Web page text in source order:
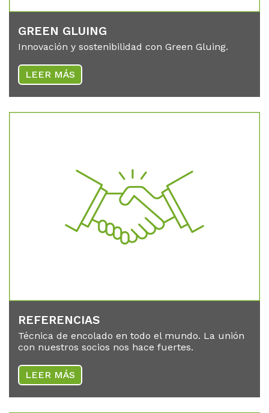
GREEN GLUING
Innovación y sostenibilidad con Green Gluing.
LEER MÁS
RE­FE­REN­CI­AS
Técnica de encolado en todo el mundo. La unión
con nuestros socios nos hace fuertes.
LEER MÁS